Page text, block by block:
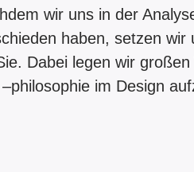
wir uns in der
haben, setzen
Dabei legen wir
im Design